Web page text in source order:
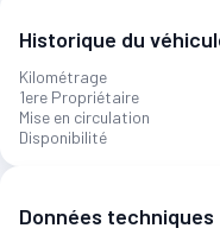
Historique du
Kilométrage
1ere Propriétaire
Mise en circulation
Disponibilité
Données techniques